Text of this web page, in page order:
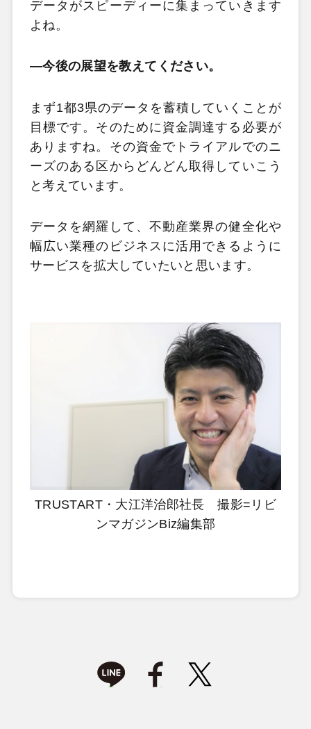
データがスピーディーに集まっていきます
よね。
―今後の展望を教えてください。
まず1都3県のデータを蓄積していくことが
目標です。そのために資金調達する必要が
ありますね。その資金でトライアルでのニ
ーズのある区からどんどん取得していこう
と考えています。
データを網羅して、不動産業界の健全化や
幅広い業種のビジネスに活用できるように
サービスを拡大していたいと思います。
TRUSTART・大江洋治郎社長 撮影=リビ
ンマガジンBiz編集部